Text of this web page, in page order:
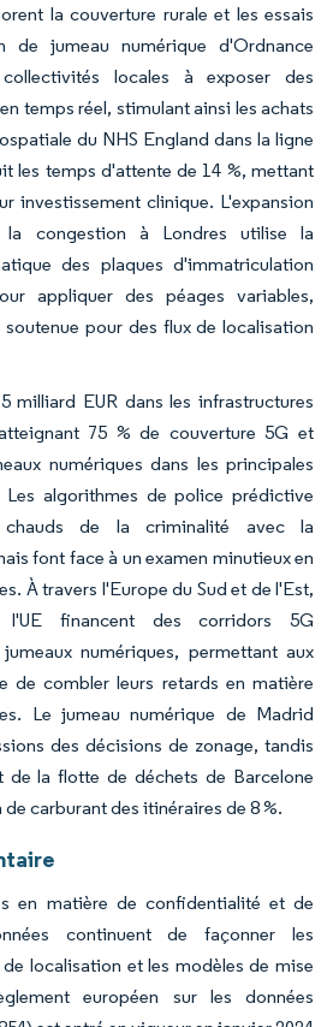
la couverture rurale et les essais
de jumeau numérique d'Ordnance
locales à exposer des
temps réel, stimulant ainsi les achats
du NHS England dans la ligne
les temps d'attente de 14 %, mettant
investissement clinique. L'expansion
congestion à Londres utilise la
des plaques d'immatriculation
appliquer des péages variables,
pour des flux de localisation
milliard EUR dans les infrastructures
75 % de couverture 5G et
numériques dans les principales
Les algorithmes de police prédictive
de la criminalité avec la
font face à un examen minutieux en
À travers l'Europe du Sud et de l'Est,
l'UE financent des corridors 5G
numériques, permettant aux
de combler leurs retards en matière
Le jumeau numérique de Madrid
des décisions de zonage, tandis
la flotte de déchets de Barcelone
carburant des itinéraires de 8 %.
en matière de confidentialité et de
continuent de façonner les
localisation et les modèles de mise
européen sur les données